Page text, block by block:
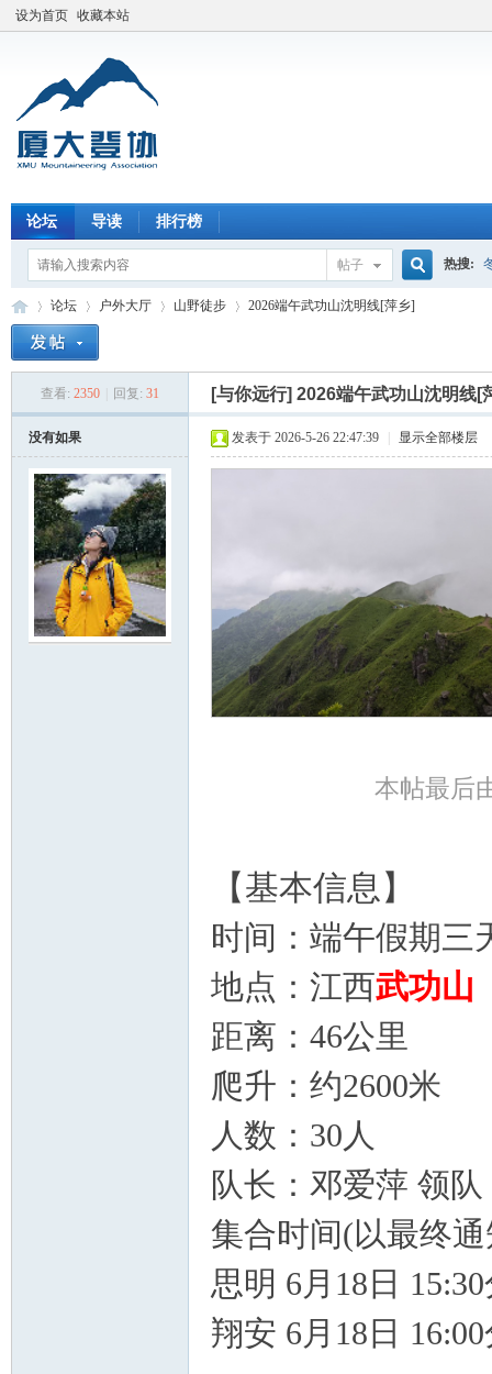
设为首页 收藏本站
论坛 导读 排行榜
帖子
搜
索
热搜:
论坛
›
户外大厅
›
山野徒步
›
2026端午武功山沈明线[萍乡]
查看: 2350 回复: 31 [与你远行] 2026端午武功山沈明线[
没有如果 发表于 2026-5-26 22:47:39 显示全部楼层
本帖最后
【基本信息】
时间：端午假期三
地点：江西武功山
距离：46公里
爬升：约2600米
人数：30人
队长：邓爱萍 领队
集合时间(以最终
思明 6月18日
翔安 6月18日